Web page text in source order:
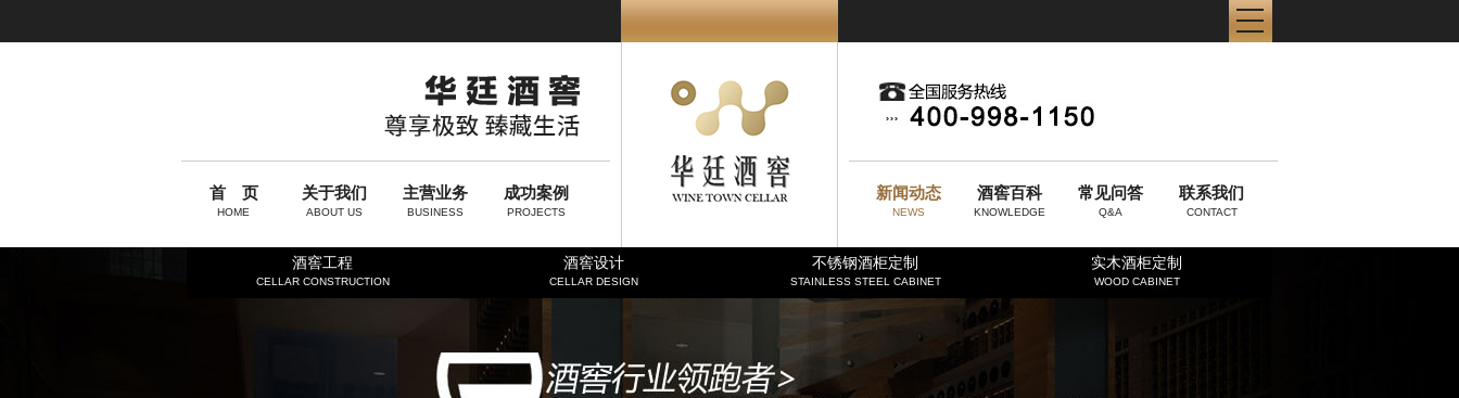
首 页
HOME
关于我们
ABOUT US
主营业务
BUSINESS
成功案例
PROJECTS
新闻动态
NEWS
酒窖百科
KNOWLEDGE
常见问答
Q&A
联系我们
CONTACT
酒窖工程
CELLAR CONSTRUCTION
酒窖设计
CELLAR DESIGN
不锈钢酒柜定制
STAINLESS STEEL CABINET
实木酒柜定制
WOOD CABINET